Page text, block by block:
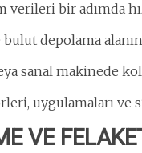
verileri bir adımda
depolama
sanal makinede
uygulamaları
VE